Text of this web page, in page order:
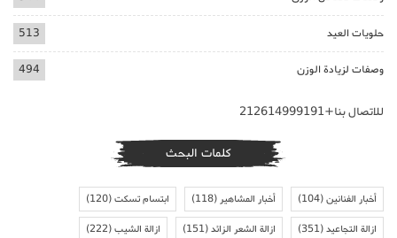
حلويات العيد 513
وصفات لزيادة الوزن 494
للاتصال بنا+212614999191
كلمات البحث
أخبار الفنانين(104) أخبار المشاهير(118) ابتسام تسكت(120)
ازالة التجاعيد(351) ازالة الشعر الزائد(151) ازالة الشيب(222)